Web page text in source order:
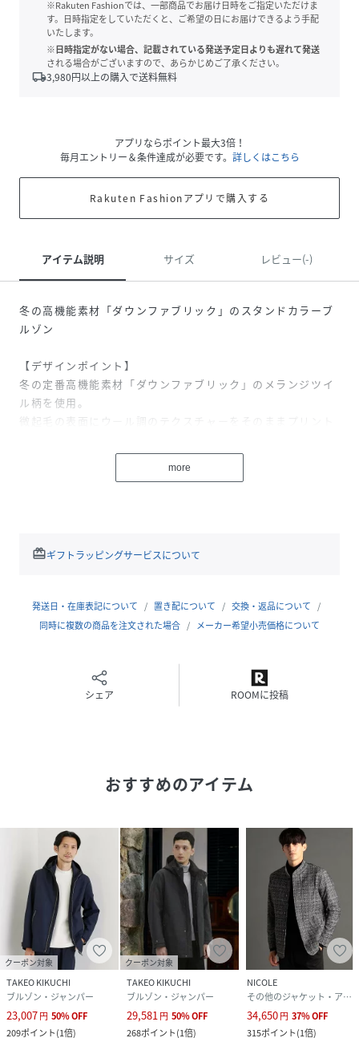
※Rakuten Fashionでは、一部商品でお届け日時をご指定いただけま
す。日時指定をしていただくと、ご希望の日にお届けできるよう手配
いたします。
※日時指定がない場合、記載されている発送予定日よりも遅れて発送
される場合がございますので、あらかじめご了承ください。
local_shipping3,980円以上の購入で送料無料
アプリならポイント最大3倍！
毎月エントリー＆条件達成が必要です。 詳しくはこちら
Rakuten Fashionアプリで購入する
アイテム説明 サイズ レビュー(-)
冬の高機能素材「ダウンファブリック」のスタンドカラーブ
ルゾン
【デザインポイント】
冬の定番高機能素材「ダウンファブリック」のメランジツイ
ル柄を使用。
微起毛の表面にウール調のテクスチャーをそのままプリント
イタリアンカラーをベースにした衿デザインはスタンドカラ
くと便利なマルチアイテム。
【素材・特性】
『DownFabric』3Dプリンターの技術を応用した特殊な加工
冬の寒い外気に対しては保温効果、着用のまま暖房の効いた
室内に移動しても内部を快適な温度に。
・透湿性：内部のムレを軽減
・抗ピリング：毛玉になりにくい（毛羽立ちは若干立つ）
・洗濯可能：洗濯機での洗濯可能
※照明の関係により、実際よりも色味が違って見える場合が
あります。また、パソコン・スマートフォンなどの環境によ
り、若干製品と画像のカラーが異なる場合もございます。
性別タイプ メンズ
原産国 中国製
more
redeemギフトラッピングサービスについて
発送日・在庫表記について 置き配について
交換・返品について
同時に複数の商品を注文された場合
メーカー希望小売価格について
シェア ROOMに投稿
おすすめのアイテム
クーポン対象
TAKEO KIKUCHI
ブルゾン・ジャンパー
23,007円 50%OFF
209ポイント(1倍)
クーポン対象
TAKEO KIKUCHI
ブルゾン・ジャンパー
29,581円 50%OFF
268ポイント(1倍)
NICOLE
その他のジャケット・アウター
34,650円 37%OFF
315ポイント(1倍)